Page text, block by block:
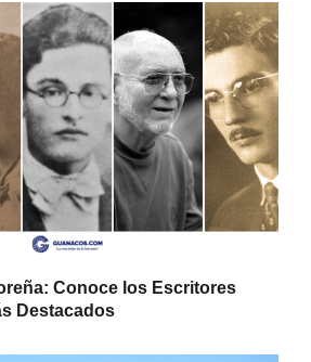
Conoce los Escritores
Destacados